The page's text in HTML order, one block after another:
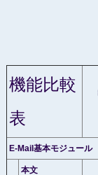
機能比較
表
E-Mail基本モジュール
本文